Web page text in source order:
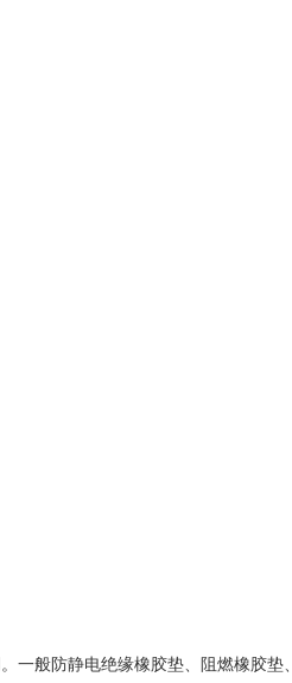
一般防静电绝缘橡胶垫、阻燃橡胶垫